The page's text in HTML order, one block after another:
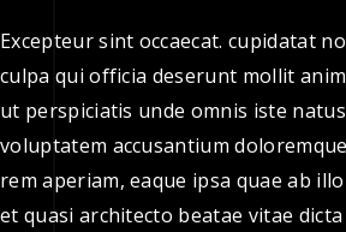
Excepteur sint occaecat. cupidatat
culpa qui officia deserunt mollit
ut perspiciatis unde omnis iste
voluptatem accusantium
rem aperiam, eaque ipsa quae ab
et quasi architecto beatae vitae